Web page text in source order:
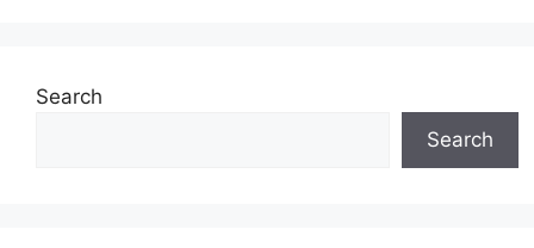
Search
Search